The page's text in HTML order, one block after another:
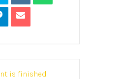
is finished.